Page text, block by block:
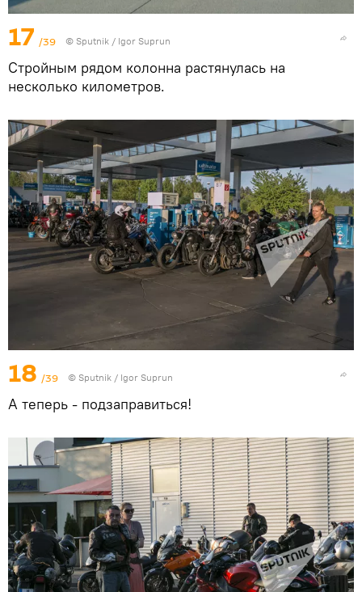
17 /39 © Sputnik / Igor Suprun
Стройным рядом колонна растянулась на
несколько километров.
18 /39 © Sputnik / Igor Suprun
А теперь - подзаправиться!